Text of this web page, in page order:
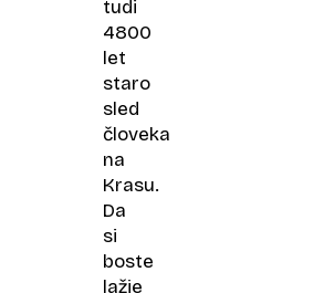
tudi
4800
let
staro
sled
človeka
na
Krasu.
Da
si
boste
lažje